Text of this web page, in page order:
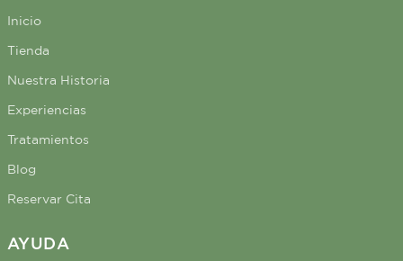
Inicio
Tienda
Nuestra Historia
Experiencias
Tratamientos
Blog
Reservar Cita
AYUDA